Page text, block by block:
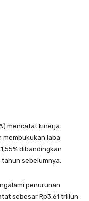
mencatat kinerja
membukukan laba
dibandingkan
sebelumnya.
penurunan.
sebesar Rp3,61 triliun